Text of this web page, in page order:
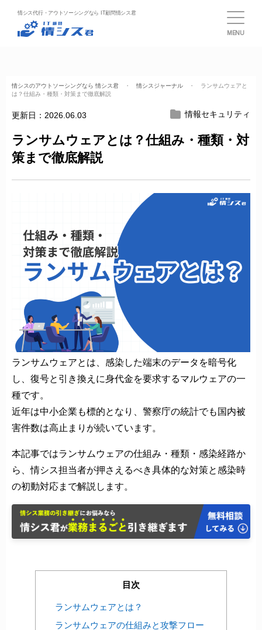
情シス代行・アウトソーシングなら IT顧問情シス君
MENU
情シスのアウトソーシングなら 情シス君 ・ 情シスジャーナル ・ ランサムウェアと
は？仕組み・種類・対策まで徹底解説
更新日： 2026.06.03 情報セキュリティ
ランサムウェアとは？仕組み・種類・対
策まで徹底解説
ランサムウェアとは、感染した端末のデータを暗号化
し、復号と引き換えに身代金を要求するマルウェアの一
種です。
近年は中小企業も標的となり、警察庁の統計でも国内被
害件数は高止まりが続いています。
本記事ではランサムウェアの仕組み・種類・感染経路か
ら、情シス担当者が押さえるべき具体的な対策と感染時
の初動対応まで解説します。
目次
ランサムウェアとは？
ランサムウェアの仕組みと攻撃フロー